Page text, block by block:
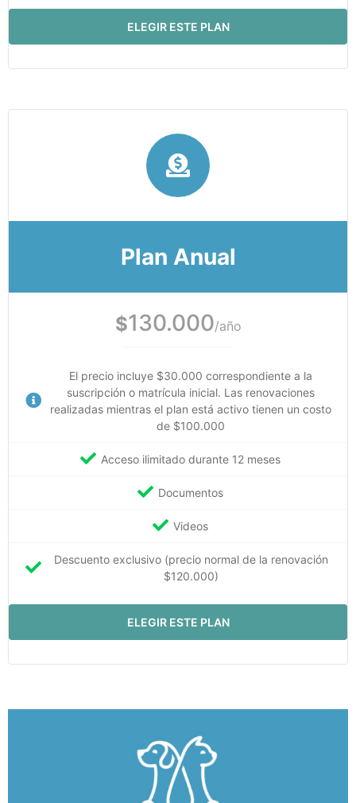
ELEGIR ESTE PLAN
Plan Anual
$130.000/año
El precio incluye $30.000 correspondiente a la
suscripción o matrícula inicial. Las renovaciones
realizadas mientras el plan está activo tienen un costo
de $100.000
Acceso ilimitado durante 12 meses
Documentos
Videos
Descuento exclusivo (precio normal de la renovación
$120.000)
ELEGIR ESTE PLAN